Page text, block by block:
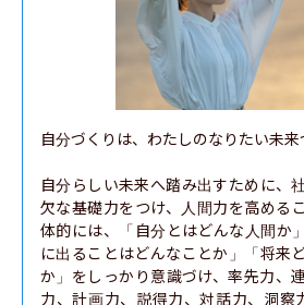
自分づくりは、わたしのなりたい未来
自分らしい未来へ踏み出すために、
欠な基礎力をつけ、人間力を高める
体的には、「自分とはどんな人間か
に出ることはどんなことか」「将来
か」をしっかり意識づけ、率先力、
力、計画力、説得力、対話力、洞察